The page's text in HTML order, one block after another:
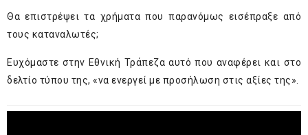
Θα επιστρέψει τα χρήματα που παρανόμως εισέπραξε από
τους καταναλωτές;
Ευχόμαστε στην Εθνική Τράπεζα αυτό που αναφέρει και στο
δελτίο τύπου της, «να ενεργεί με προσήλωση στις αξίες της».